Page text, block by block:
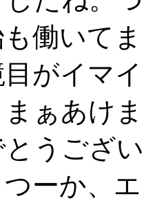
も働いて
目がイマ
ぁあけ
とうござ
ーか、